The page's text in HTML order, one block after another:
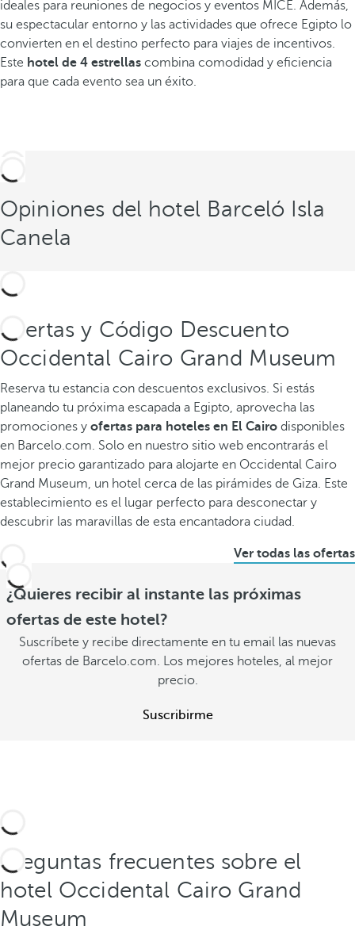
ideales para reuniones de negocios y eventos MICE. Además,
su espectacular entorno y las actividades que ofrece Egipto lo
convierten en el destino perfecto para viajes de incentivos.
Este hotel de 4 estrellas combina comodidad y eficiencia
para que cada evento sea un éxito.
Opiniones del hotel Barceló Isla
Canela
Ofertas y Código Descuento
Occidental Cairo Grand Museum
Reserva tu estancia con descuentos exclusivos. Si estás
planeando tu próxima escapada a Egipto, aprovecha las
promociones y ofertas para hoteles en El Cairo disponibles
en Barcelo.com. Solo en nuestro sitio web encontrarás el
mejor precio garantizado para alojarte en Occidental Cairo
Grand Museum, un hotel cerca de las pirámides de Giza. Este
establecimiento es el lugar perfecto para desconectar y
descubrir las maravillas de esta encantadora ciudad.
Ver todas las ofertas
¿Quieres recibir al instante las próximas
ofertas de este hotel?
Suscríbete y recibe directamente en tu email las nuevas
ofertas de Barcelo.com. Los mejores hoteles, al mejor
precio.
Suscribirme
Preguntas frecuentes sobre el
hotel Occidental Cairo Grand
Museum